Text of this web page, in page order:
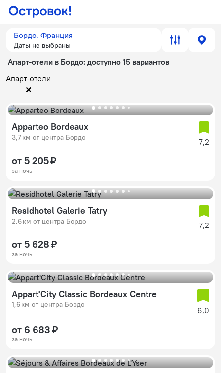
Бордо, Франция
Даты не выбраны
Апарт-отели в Бордо: доступно 15 вариантов
Апарт-отели
Apparteo Bordeaux
3,7 км от центра Бордо 7,2
от 5 205 ₽
за ночь
Residhotel Galerie Tatry
2,6 км от центра Бордо 7,2
от 5 628 ₽
за ночь
Appart'City Classic Bordeaux Centre
1,6 км от центра Бордо
6,0
от 6 683 ₽
за ночь